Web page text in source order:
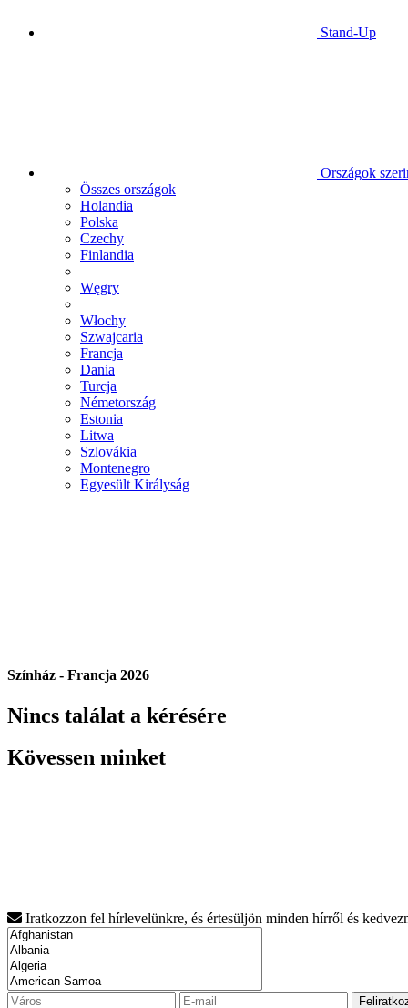
Stand-Up
Országok
Összes országok
Holandia
Polska
Czechy
Finlandia
Węgry
Włochy
Szwajcaria
Francja
Dania
Turcja
Németország
Estonia
Litwa
Szlovákia
Montenegro
Egyesült Királyság
Színház - Francja 2026
Nincs találat a kérésére
Kövessen minket
Iratkozzon fel hírlevelünkre, és értesüljön minden hírről és